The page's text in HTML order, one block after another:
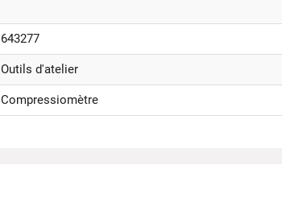
643277
Outils d'atelier
Compressiomètre